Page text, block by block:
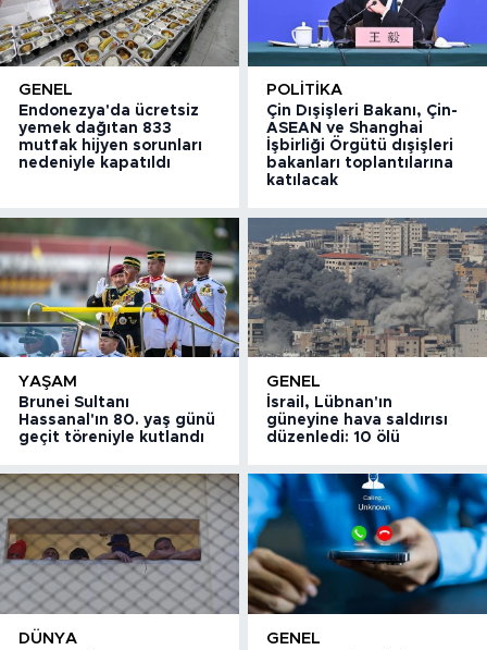
GENEL
Endonezya'da ücretsiz
yemek dağıtan 833
mutfak hijyen sorunları
nedeniyle kapatıldı
POLITIKA
Çin Dışişleri Bakanı, Çin-
ASEAN ve Shanghai
İşbirliği Örgütü dışişleri
bakanları toplantılarına
katılacak
YAŞAM
Brunei Sultanı
Hassanal'ın 80. yaş günü
geçit töreniyle kutlandı
GENEL
İsrail, Lübnan'ın
güneyine hava saldırısı
düzenledi: 10 ölü
DÜNYA GENEL